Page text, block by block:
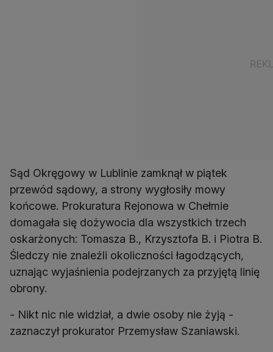
Sąd Okręgowy w Lublinie zamknął w piątek
przewód sądowy, a strony wygłosiły mowy
końcowe. Prokuratura Rejonowa w Chełmie
domagała się dożywocia dla wszystkich trzech
oskarżonych: Tomasza B., Krzysztofa B. i Piotra B.
Śledczy nie znaleźli okoliczności łagodzących,
uznając wyjaśnienia podejrzanych za przyjętą linię
obrony.
- Nikt nic nie widział, a dwie osoby nie żyją -
zaznaczył prokurator Przemysław Szaniawski.